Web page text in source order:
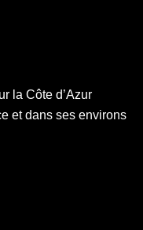
la Côte d’Azur
et dans ses environs